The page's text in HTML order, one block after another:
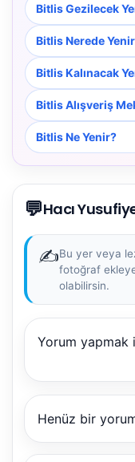
Bitlis Gezilecek
Bitlis Nerede
Bitlis Kalınacak
Bitlis Alışveriş
Bitlis Ne Yenir?
💬Hacı
✍️Bu yer veya
fotoğraf
olabilirsin.
Yorum yapmak
Henüz bir